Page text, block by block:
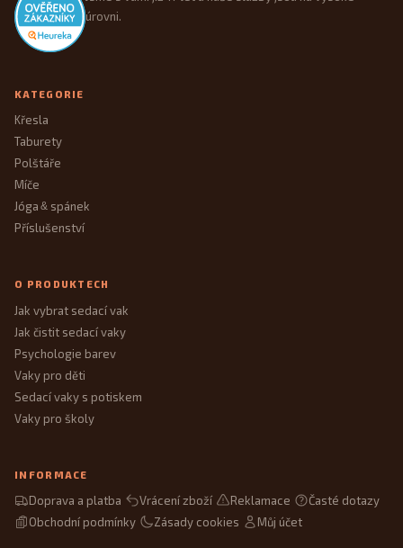
úrovni.
KATEGORIE
Křesla
Taburety
Polštáře
Míče
Jóga&spánek
Příslušenství
O PRODUKTECH
Jak vybrat sedací vak
Jak čistit sedací vaky
Psychologie barev
Vaky pro děti
Sedací vaky s potiskem
Vaky pro školy
INFORMACE
Doprava a platba Vrácení zboží Reklamace
Časté dotazy
Obchodní podmínky
Zásady cookies Můj účet